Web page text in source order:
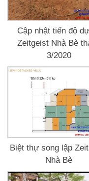
Cập nhật tiến độ
Zeitgeist Nhà Bè
3/2020
Biệt thự song lập
Nhà Bè